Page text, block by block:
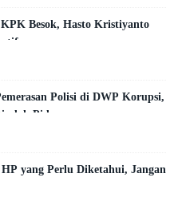
Besok, Hasto Kristiyanto
Polisi di DWP Korupsi,
Pidana
yang Perlu Diketahui, Jangan